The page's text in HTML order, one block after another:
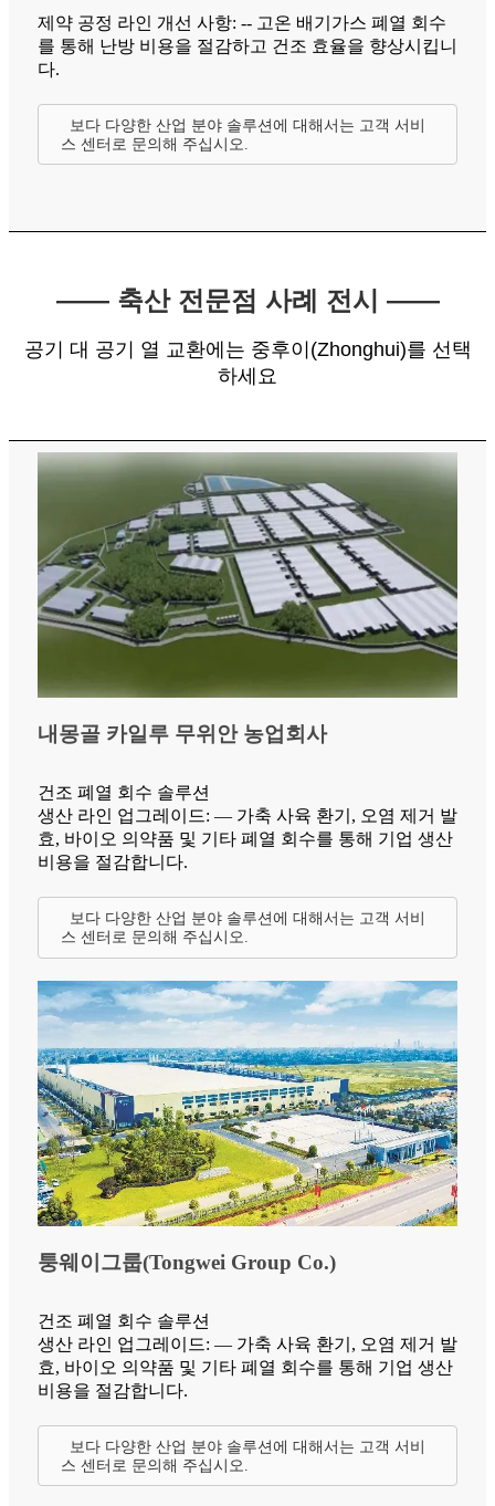
제약 공정 라인 개선 사항: -- 고온 배기가스 폐열 회수
를 통해 난방 비용을 절감하고 건조 효율을 향상시킵니
다.
보다 다양한 산업 분야 솔루션에 대해서는 고객 서비
스 센터로 문의해 주십시오.
—— 축산 전문점 사례 전시 ——
공기 대 공기 열 교환에는 중후이(Zhonghui)를 선택
하세요
내몽골 카일루 무위안 농업회사
건조 폐열 회수 솔루션
생산 라인 업그레이드: — 가축 사육 환기, 오염 제거 발
효, 바이오 의약품 및 기타 폐열 회수를 통해 기업 생산
비용을 절감합니다.
보다 다양한 산업 분야 솔루션에 대해서는 고객 서비
스 센터로 문의해 주십시오.
퉁웨이그룹(Tongwei Group Co.)
건조 폐열 회수 솔루션
생산 라인 업그레이드: — 가축 사육 환기, 오염 제거 발
효, 바이오 의약품 및 기타 폐열 회수를 통해 기업 생산
비용을 절감합니다.
보다 다양한 산업 분야 솔루션에 대해서는 고객 서비
스 센터로 문의해 주십시오.